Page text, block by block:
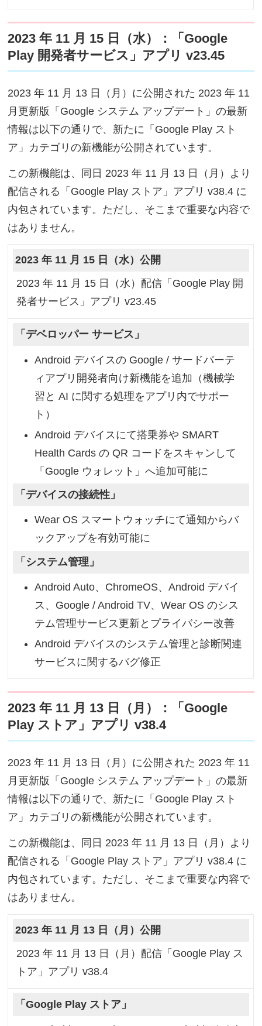
2023 年 11 月 15 日（水）：「Google
Play 開発者サービス」アプリ v23.45
2023 年 11 月 13 日（月）に公開された 2023 年 11
月更新版「Google システム アップデート」の最新
情報は以下の通りで、新たに「Google Play スト
ア」カテゴリの新機能が公開されています。
この新機能は、同日 2023 年 11 月 13 日（月）より
配信される「Google Play ストア」アプリ v38.4 に
内包されています。ただし、そこまで重要な内容で
はありません。
2023 年 11 月 15 日（水）公開
2023 年 11 月 15 日（水）配信「Google Play 開
発者サービス」アプリ v23.45
「デベロッパー サービス」
Android デバイスの Google / サードパーテ
ィアプリ開発者向け新機能を追加（機械学
習と AI に関する処理をアプリ内でサポー
ト）
Android デバイスにて搭乗券や SMART
Health Cards の QR コードをスキャンして
「Google ウォレット」へ追加可能に
「デバイスの接続性」
Wear OS スマートウォッチにて通知からバ
ックアップを有効可能に
「システム管理」
Android Auto、ChromeOS、Android デバイ
ス、Google / Android TV、Wear OS のシス
テム管理サービス更新とプライバシー改善
Android デバイスのシステム管理と診断関連
サービスに関するバグ修正
2023 年 11 月 13 日（月）：「Google
Play ストア」アプリ v38.4
2023 年 11 月 13 日（月）に公開された 2023 年 11
月更新版「Google システム アップデート」の最新
情報は以下の通りで、新たに「Google Play スト
ア」カテゴリの新機能が公開されています。
この新機能は、同日 2023 年 11 月 13 日（月）より
配信される「Google Play ストア」アプリ v38.4 に
内包されています。ただし、そこまで重要な内容で
はありません。
2023 年 11 月 13 日（月）公開
2023 年 11 月 13 日（月）配信「Google Play ス
トア」アプリ v38.4
「Google Play ストア」